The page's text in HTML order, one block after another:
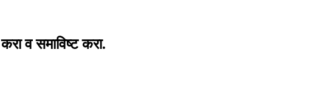
व समाविष्ट करा.